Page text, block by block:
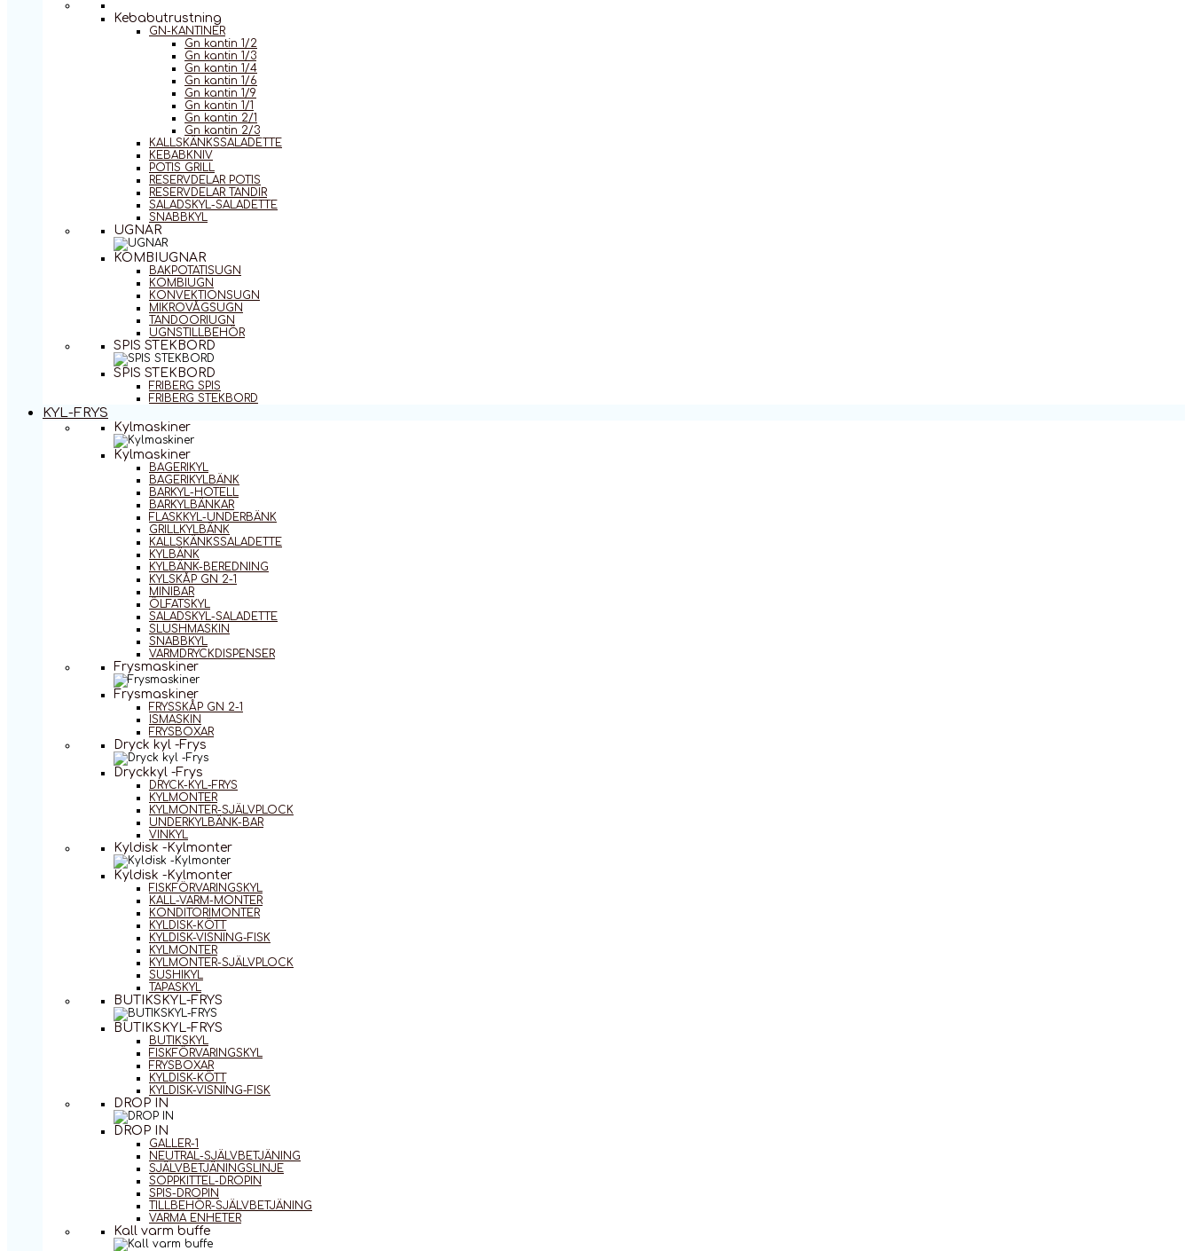
Kebabutrustning
GN-KANTINER
Gn kantin 1/2
Gn kantin 1/3
Gn kantin 1/4
Gn kantin 1/6
Gn kantin 1/9
Gn kantin 1/1
Gn kantin 2/1
Gn kantin 2/3
KALLSKÄNKSSALADETTE
KEBABKNIV
POTIS GRILL
RESERVDELAR POTIS
RESERVDELAR TANDIR
SALADSKYL-SALADETTE
SNABBKYL
UGNAR
KOMBIUGNAR
BAKPOTATISUGN
KOMBIUGN
KONVEKTIONSUGN
MIKROVÅGSUGN
TANDOORIUGN
UGNSTILLBEHÖR
SPIS STEKBORD
SPIS STEKBORD
FRIBERG SPIS
FRIBERG STEKBORD
KYL-FRYS
Kylmaskiner
Kylmaskiner
BAGERIKYL
BAGERIKYLBÄNK
BARKYL-HOTELL
BARKYLBÄNKAR
FLASKKYL-UNDERBÄNK
GRILLKYLBÄNK
KALLSKÄNKSSALADETTE
KYLBÄNK
KYLBÄNK-BEREDNING
KYLSKÅP GN 2-1
MINIBAR
ÖLFATSKYL
SALADSKYL-SALADETTE
SLUSHMASKIN
SNABBKYL
VARMDRYCKDISPENSER
Frysmaskiner
Frysmaskiner
FRYSSKÅP GN 2-1
ISMASKIN
FRYSBOXAR
Dryck kyl -Frys
Dryckkyl -Frys
DRYCK-KYL-FRYS
KYLMONTER
KYLMONTER-SJÄLVPLOCK
UNDERKYLBÄNK-BAR
VINKYL
Kyldisk -Kylmonter
Kyldisk -Kylmonter
FISKFÖRVARINGSKYL
KALL-VARM-MONTER
KONDITORIMONTER
KYLDISK-KÖTT
KYLDISK-VISNING-FISK
KYLMONTER
KYLMONTER-SJÄLVPLOCK
SUSHIKYL
TAPASKYL
BUTIKSKYL-FRYS
BUTIKSKYL-FRYS
BUTIKSKYL
FISKFÖRVARINGSKYL
FRYSBOXAR
KYLDISK-KÖTT
KYLDISK-VISNING-FISK
DROP IN
DROP IN
GALLER-1
NEUTRAL-SJÄLVBETJÄNING
SJÄLVBETJÄNINGSLINJE
SOPPKITTEL-DROPIN
SPIS-DROPIN
TILLBEHÖR-SJÄLVBETJÄNING
VARMA ENHETER
Kall varm buffe